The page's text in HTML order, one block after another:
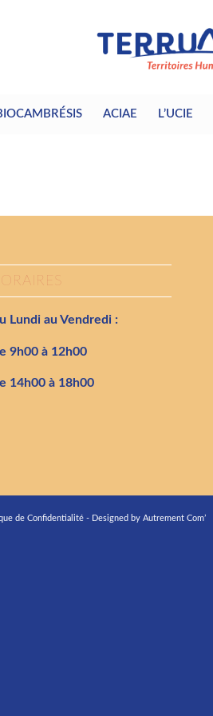
ACIAE L’UCIE
Lundi au Vendredi :
9h00 à 12h00
14h00 à 18h00
de Confidentialité - Designed by Autrement Com’